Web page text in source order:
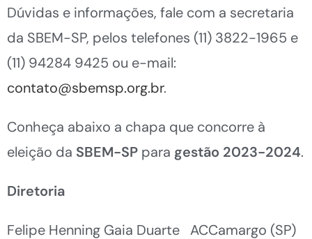
Dúvidas e informações, fale com a secretaria
da SBEM-SP, pelos telefones (11) 3822-1965 e
(11) 94284 9425 ou e-mail:
contato@sbemsp.org.br.
Conheça abaixo a chapa que concorre à
eleição da SBEM-SP para gestão 2023-2024.
Diretoria
Felipe Henning Gaia Duarte ACCamargo (SP)